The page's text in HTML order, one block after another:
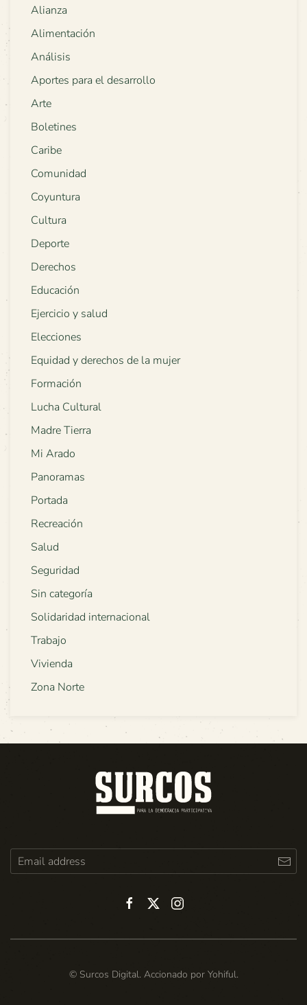
Alianza
Alimentación
Análisis
Aportes para el desarrollo
Arte
Boletines
Caribe
Comunidad
Coyuntura
Cultura
Deporte
Derechos
Educación
Ejercicio y salud
Elecciones
Equidad y derechos de la mujer
Formación
Lucha Cultural
Madre Tierra
Mi Arado
Panoramas
Portada
Recreación
Salud
Seguridad
Sin categoría
Solidaridad internacional
Trabajo
Vivienda
Zona Norte
© Surcos Digital. Accionado por Yohiful.